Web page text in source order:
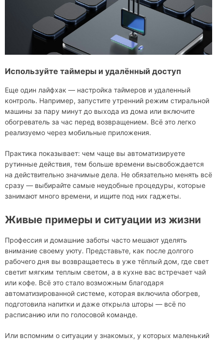
Используйте таймеры и удалённый доступ
Еще один лайфхак — настройка таймеров и удаленный
контроль. Например, запустите утренний режим стиральной
машины за пару минут до выхода из дома или включите
обогреватель за час перед возвращением. Всё это легко
реализуемо через мобильные приложения.
Практика показывает: чем чаще вы автоматизируете
рутинные действия, тем больше времени высвобождается
на действительно значимые дела. Не обязательно менять всё
сразу — выбирайте самые неудобные процедуры, которые
занимают много времени, и ищите под них гаджеты.
Живые примеры и ситуации из жизни
Профессия и домашние заботы часто мешают уделять
внимание своему уюту. Представьте, как после долгого
рабочего дня вы возвращаетесь в уже тёплый дом, где свет
светит мягким теплым светом, а в кухне вас встречает чай
или кофе. Всё это стало возможным благодаря
автоматизированной системе, которая включила обогрев,
подготовила напитки и даже открыла шторы — всё по
расписанию или по голосовой команде.
Или вспомним о ситуации у знакомых, у которых маленький